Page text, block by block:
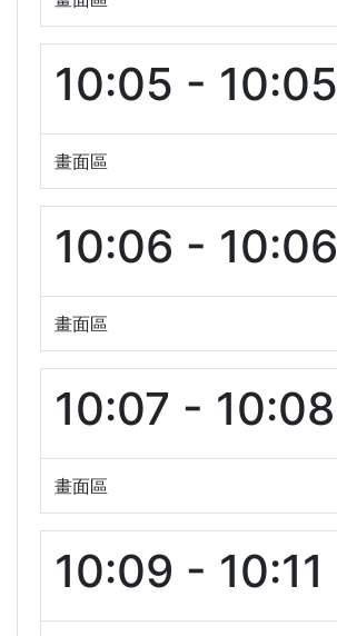
10:05 - 10:05
畫面區
10:06 - 10:06
畫面區
10:07 - 10:08
畫面區
10:09 - 10:11